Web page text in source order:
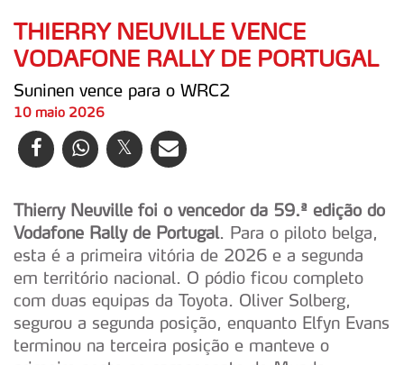
THIERRY NEUVILLE VENCE
VODAFONE RALLY DE PORTUGAL
Suninen vence para o WRC2
10 maio 2026
Thierry Neuville foi o vencedor da 59.ª edição do
Vodafone Rally de Portugal. Para o piloto belga,
esta é a primeira vitória de 2026 e a segunda
em território nacional. O pódio ficou completo
com duas equipas da Toyota. Oliver Solberg,
segurou a segunda posição, enquanto Elfyn Evans
terminou na terceira posição e manteve o